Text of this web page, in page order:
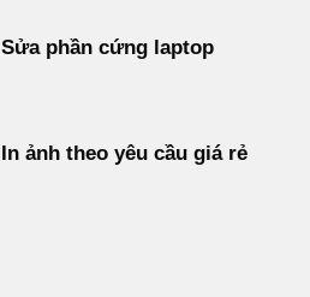
Sửa phần cứng laptop
In ảnh theo yêu cầu giá rẻ